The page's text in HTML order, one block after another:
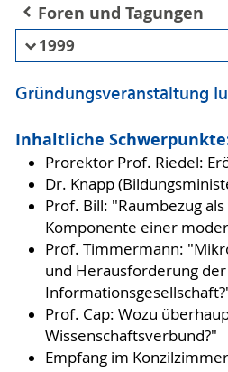
Foren und Tagungen
1999
Gründungsveranstaltung
Inhaltliche
Prorektor Prof. Riedel:
Dr. Knapp
Prof. Bill: "Raumbezug
Komponente einer
Prof. Timmermann:
und Herausforderung der
Prof. Cap: Wozu
Wissenschaftsverbund?"
Empfang im Konzilzimmer